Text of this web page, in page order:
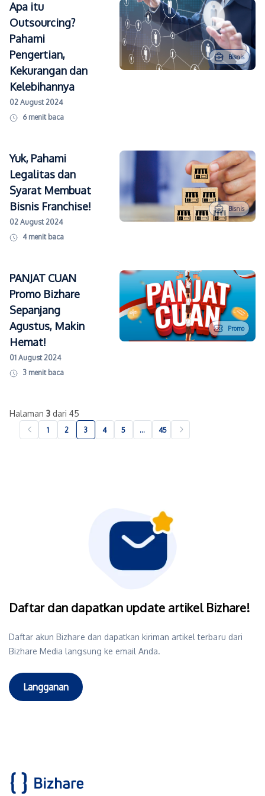
Apa itu
Outsourcing?
Pahami
Pengertian,
Kekurangan dan
Kelebihannya
02 August 2024
6 menit baca
Bisnis
Yuk, Pahami
Legalitas dan
Syarat Membuat
Bisnis Franchise!
02 August 2024
4 menit baca
Bisnis
PANJAT CUAN
Promo Bizhare
Sepanjang
Agustus, Makin
Hemat!
01 August 2024
3 menit baca
Promo
Halaman 3 dari 45
1 2 3 4 5 … 45
Daftar dan dapatkan update artikel Bizhare!
Daftar akun Bizhare dan dapatkan kiriman artikel terbaru dari
Bizhare Media langsung ke email Anda.
Langganan